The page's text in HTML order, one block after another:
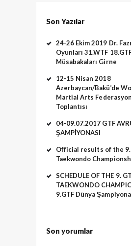
Son Yazılar
24-26 Ekim 2019 Dr.
Oyunları 31.WTF
Müsabakaları Girne
12-15 Nisan 2018
Azerbaycan/Bakü’de
Martial Arts
Toplantısı
04-09.07.2017 GTF
ŞAMPİYONASI
Official results of the
Taekwondo
SCHEDULE OF THE 9.
TAEKWONDO
9.GTF Dünya
Son yorumlar